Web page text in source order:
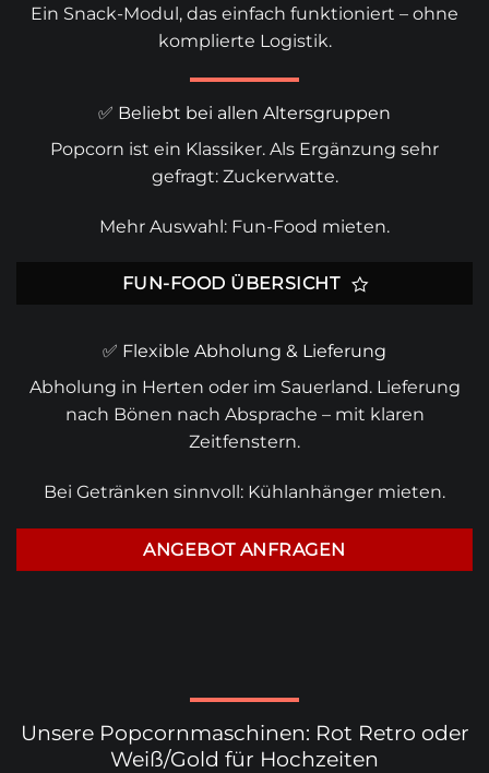
Ein Snack-Modul, das einfach funktioniert – ohne
komplierte Logistik.
✅ Beliebt bei allen Altersgruppen
Popcorn ist ein Klassiker. Als Ergänzung sehr
gefragt: Zuckerwatte.
Mehr Auswahl: Fun-Food mieten.
FUN-FOOD ÜBERSICHT
✅ Flexible Abholung & Lieferung
Abholung in Herten oder im Sauerland. Lieferung
nach Bönen nach Absprache – mit klaren
Zeitfenstern.
Bei Getränken sinnvoll: Kühlanhänger mieten.
ANGEBOT ANFRAGEN
Unsere Popcornmaschinen: Rot Retro oder
Weiß/Gold für Hochzeiten